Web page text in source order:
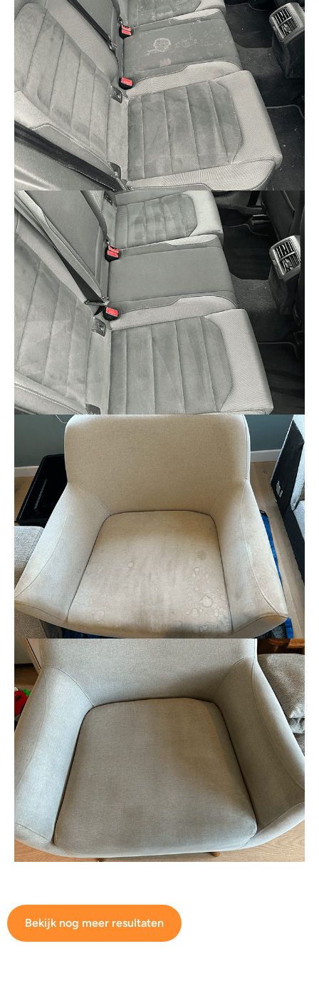
Bekijk nog meer resultaten